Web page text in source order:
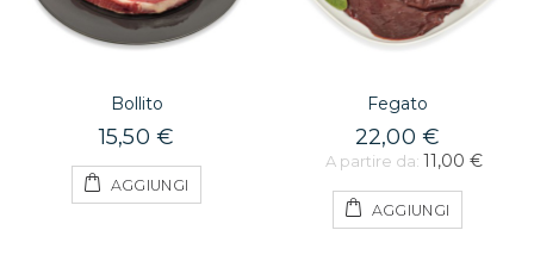
Bollito
15,50 €
AGGIUNGI
Fegato
22,00 €
A partire da: 11,00 €
AGGIUNGI